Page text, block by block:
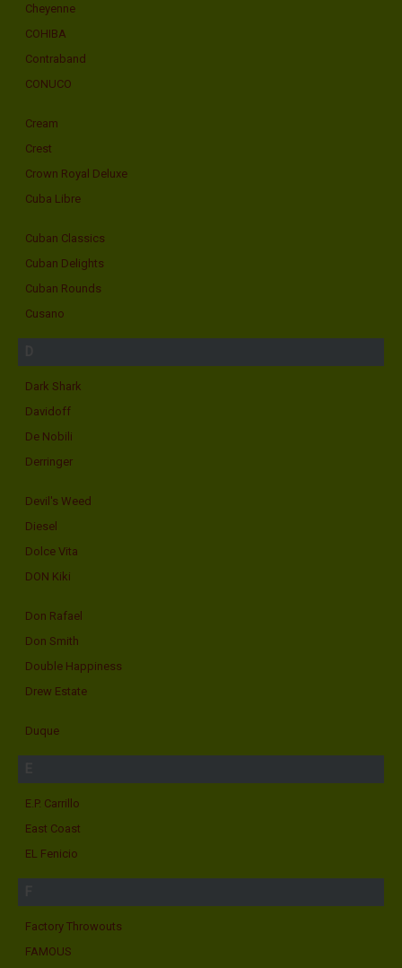
Cheyenne
COHIBA
Contraband
CONUCO
Cream
Crest
Crown Royal Deluxe
Cuba Libre
Cuban Classics
Cuban Delights
Cuban Rounds
Cusano
Dark Shark
Davidoff
De Nobili
Derringer
Devil's Weed
Diesel
Dolce Vita
DON Kiki
Don Rafael
Don Smith
Double Happiness
Drew Estate
Duque
E.P. Carrillo
East Coast
EL Fenicio
Factory Throwouts
FAMOUS